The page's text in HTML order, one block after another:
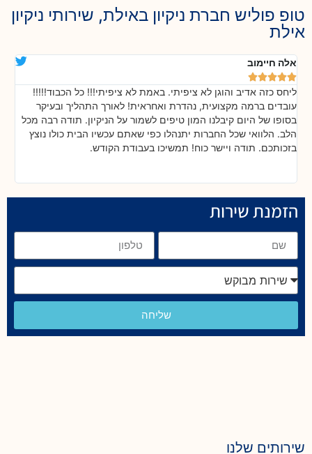
טופ פוליש חברת ניקיון באילת, שירותי ניקיון
אילת
אלה חיימוב





ליחס כזה אדיב והוגן לא ציפיתי. באמת לא ציפיתי!!! כל הכבוד!!!!!
עובדים ברמה מקצועית, נהדרת ואחראית! לאורך התהליך ובעיקר
בסופו של היום קיבלנו המון טיפים לשמור על הניקיון. תודה רבה מכל
הלב. הלוואי שכל החברות יתנהלו כפי שאתם עכשיו הבית כולו נוצץ
בזכותכם. תודה ויישר כוח! תמשיכו בעבודת הקודש.
הזמנת שירות
שליחה
שירותים שלנו